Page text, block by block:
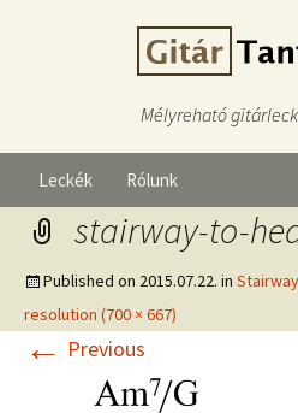
Mélyreható
Leckék Rólunk
stairway-to-
Published on 2015.07.22. in
resolution (700 × 667)
← Previous